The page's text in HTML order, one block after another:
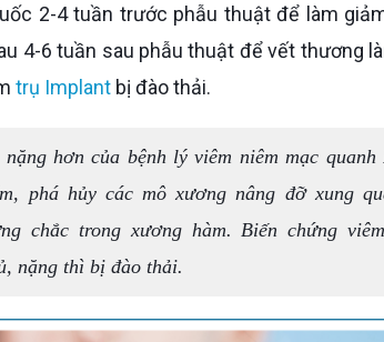
4-6 tuần sau phẫu thuật để vết thương
trụ Implant bị đào thải.
hơn của bệnh lý viêm niêm mạc quanh
phá hủy các mô xương nâng đỡ xung
chắc trong xương hàm. Biến chứng
nặng thì bị đào thải.